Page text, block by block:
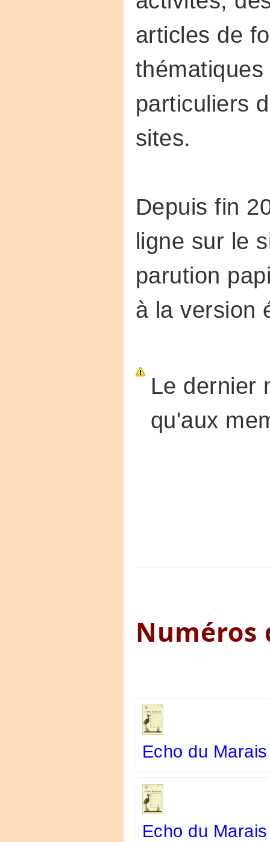
articles de
particuliers
sites.
Depuis fin
ligne sur le
parution
à la version
Le dernier
qu'aux
Numéros
Echo du
Echo du